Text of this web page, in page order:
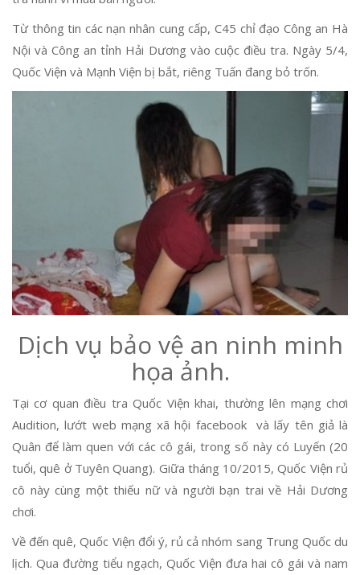
Từ thông tin các nạn nhân cung cấp, C45 chỉ đạo Công an Hà
Nội và Công an tỉnh Hải Dương vào cuộc điều tra. Ngày 5/4,
Quốc Viện và Mạnh Viện bị bắt, riêng Tuấn đang bỏ trốn.
Dịch vụ bảo vệ an ninh minh
họa ảnh.
Tại cơ quan điều tra Quốc Viện khai, thường lên mạng chơi
Audition, lướt web mạng xã hội facebook và lấy tên giả là
Quân để làm quen với các cô gái, trong số này có Luyến (20
tuổi, quê ở Tuyên Quang). Giữa tháng 10/2015, Quốc Viện rủ
cô này cùng một thiếu nữ và người bạn trai về Hải Dương
chơi.
Về đến quê, Quốc Viện đổi ý, rủ cả nhóm sang Trung Quốc du
lịch. Qua đường tiểu ngạch, Quốc Viện đưa hai cô gái và nam